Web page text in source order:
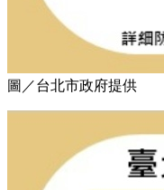
圖／台北市政府提供